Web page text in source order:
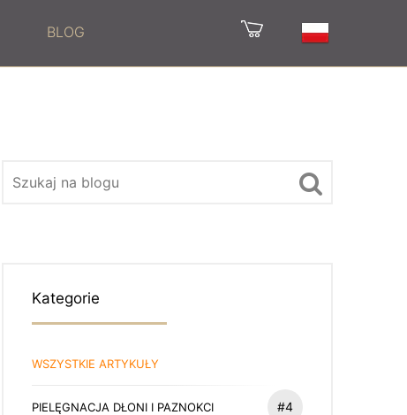
BLOG
Kategorie
WSZYSTKIE ARTYKUŁY
PIELĘGNACJA DŁONI I PAZNOKCI #4